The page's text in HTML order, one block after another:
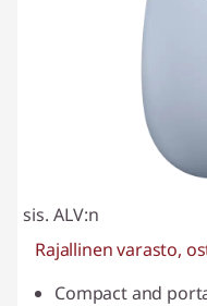
sis. ALV:n
Rajallinen varasto,
Compact and